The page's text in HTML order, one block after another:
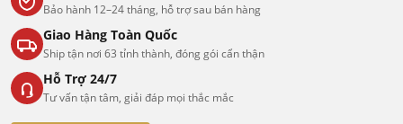
Bảo hành 12–24 tháng, hỗ trợ sau bán hàng
Giao Hàng Toàn Quốc
Ship tận nơi 63 tỉnh thành, đóng gói cẩn thận
Hỗ Trợ 24/7
Tư vấn tận tâm, giải đáp mọi thắc mắc